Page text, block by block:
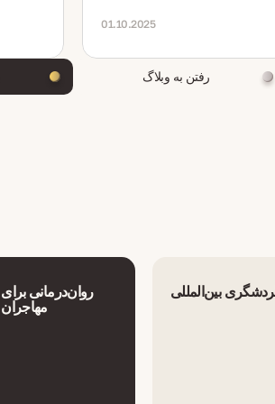
01.10.2025
رفتن به وبلاگ
روان‌درمانی برای
مهاجران
بین‌المللی